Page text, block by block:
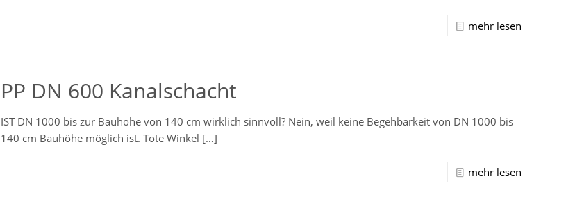
mehr lesen
PP DN 600 Kanalschacht
IST DN 1000 bis zur Bauhöhe von 140 cm wirklich sinnvoll? Nein, weil keine Begehbarkeit von DN 1000 bis
140 cm Bauhöhe möglich ist. Tote Winkel […]
mehr lesen